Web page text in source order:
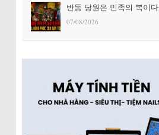
반동 당원은 민족의 복이다
07/08/2026